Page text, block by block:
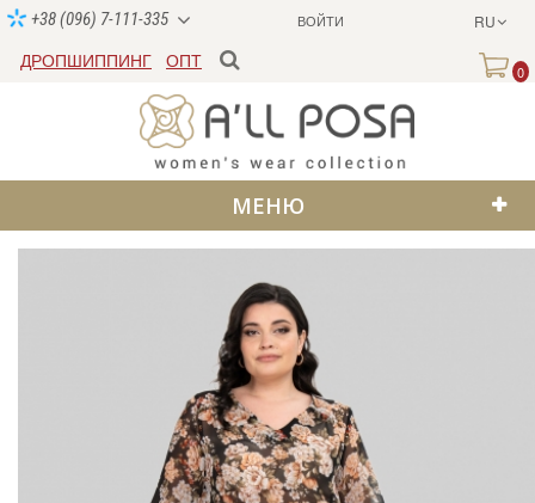
ВОЙТИ RU
+38 (096) 7-111-335
ДРОПШИППИНГ ОПТ
0
МЕНЮ